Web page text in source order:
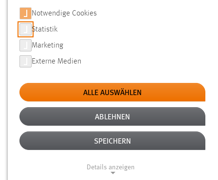
SUCHE
FILTER
Typ
Erstellungsdatum
Alter
Notwendige Cookies
Statistik
Marketing
Externe Medien
ALLE AUSWÄHLEN
ABLEHNEN
SPEICHERN
Details anzeigen